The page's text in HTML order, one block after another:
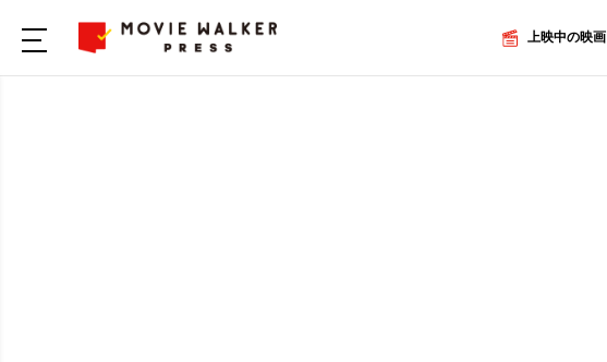
上映中の映画